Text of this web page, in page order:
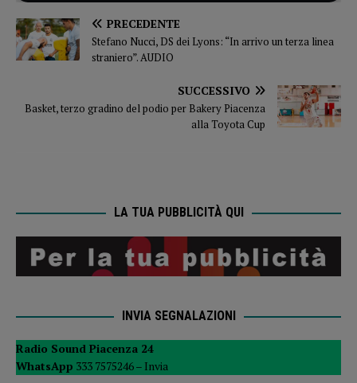
PRECEDENTE
Stefano Nucci, DS dei Lyons: “In arrivo un terza linea
straniero”. AUDIO
SUCCESSIVO
Basket, terzo gradino del podio per Bakery Piacenza
alla Toyota Cup
LA TUA PUBBLICITÀ QUI
INVIA SEGNALAZIONI
Radio Sound Piacenza 24
WhatsApp 333 7575246 – Invia